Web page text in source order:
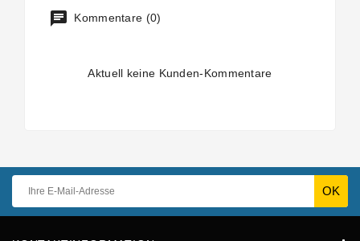
Kommentare (0)
Aktuell keine Kunden-Kommentare